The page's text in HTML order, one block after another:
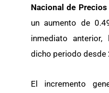
Nacional de
un aumento de
inmediato
dicho periodo desde
El incremento